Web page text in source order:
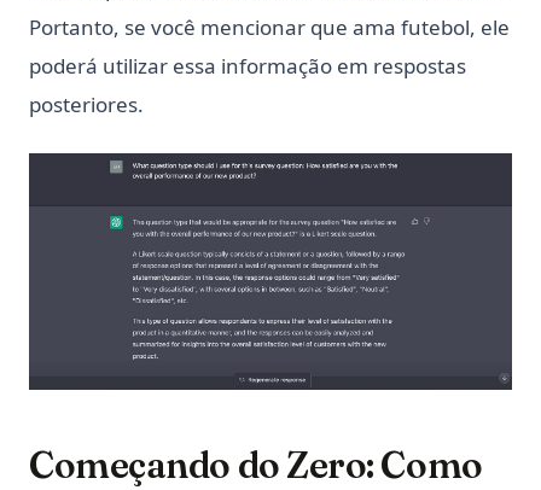
functools Python: Funções de Ordem Superior e Operações
em Objetos Chamáveis
ipykernel: Install, Configure, and Manage Jupyter Python
Kernels
ipykernel: O Kernel Python para Jupyter Notebooks
nn.Linear em PyTorch: shapes, viés e exemplos
nn.Linear in PyTorch: Shapes, Bias, and Examples
python __call__ Method: Everything You Need to Know
python-itertools
python-reverse-range
xgboost
Portanto, se você mencionar que ama futebol, ele
poderá utilizar essa informação em respostas
posteriores.
Começando do Zero: Como